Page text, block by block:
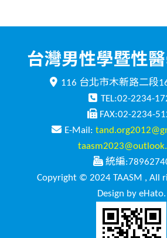
116 台北市木新路二段
TEL:02-2234-
FAX:02-2234-
E-Mail:
統編
Copyright © 2024 TAASM , All
Design by eHato.